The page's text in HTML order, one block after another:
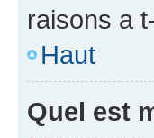
raisons a
Haut
Quel est